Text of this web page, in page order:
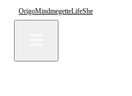
OrigoMindmegetteLifeShe